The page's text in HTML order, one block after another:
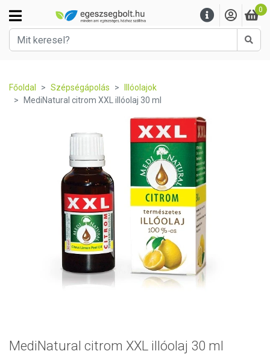
0
Főoldal Szépségápolás
Illóolajok
MediNatural citrom XXL illóolaj 30 ml
MediNatural citrom XXL illóolaj 30 ml